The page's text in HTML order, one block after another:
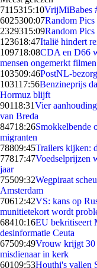
7115315:10VrijMiBabes
6025300:07Random
2329315:09Random
123618:47Italië hindert
109718:08CDA en D66
mensen ongemerkt filmen
103509:46PostNL-
103117:56Benzineprijs
Hormuz blijft
90118:31Vier
van Breda
84718:26Smokkelbende
migranten
78809:45Trailers kijken:
77817:47Voedselprijzen
jaar
75509:32Wegpiraat
Amsterdam
70612:42VS: kans op
munitietekort wordt
68410:16EU bekritiseert
desinformatie Ceuta
67509:49Vrouw krijgt 30
misdienaar in kerk
60109:53Houthi's vallen